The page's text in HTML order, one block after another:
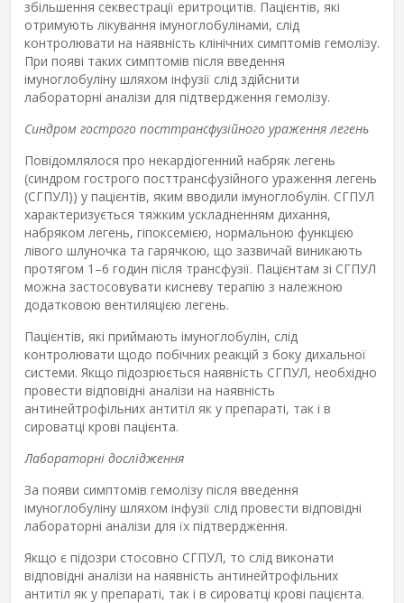
збільшення секвестрації еритроцитів. Пацієнтів, які
отримують лікування імуноглобулінами, слід
контролювати на наявність клінічних симптомів гемолізу.
При появі таких симптомів після введення
імуноглобуліну шляхом інфузії слід здійснити
лабораторні аналізи для підтвердження гемолізу.
Синдром гострого посттрансфузійного ураження легень
Повідомлялося про некардіогенний набряк легень
(синдром гострого посттрансфузійного ураження легень
(СГПУЛ)) у пацієнтів, яким вводили імуноглобулін. СГПУЛ
характеризується тяжким ускладненням дихання,
набряком легень, гіпоксемією, нормальною функцією
лівого шлуночка та гарячкою, що зазвичай виникають
протягом 1–6 годин після трансфузії. Пацієнтам зі СГПУЛ
можна застосовувати кисневу терапію з належною
додатковою вентиляцією легень.
Пацієнтів, які приймають імуноглобулін, слід
контролювати щодо побічних реакцій з боку дихальної
системи. Якщо підозрюється наявність СГПУЛ, необхідно
провести відповідні аналізи на наявність
антинейтрофільних антитіл як у препараті, так і в
сироватці крові пацієнта.
Лабораторні дослідження
За появи симптомів гемолізу після введення
імуноглобуліну шляхом інфузії слід провести відповідні
лабораторні аналізи для їх підтвердження.
Якщо є підозри стосовно СГПУЛ, то слід виконати
відповідні аналізи на наявність антинейтрофільних
антитіл як у препараті, так і в сироватці крові пацієнта.